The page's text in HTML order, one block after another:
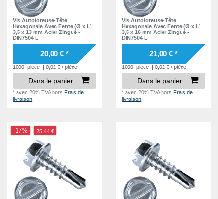
8,7 mm
8,8 mm 3
9,3 mm
10,2 mm
10,3 mm
11,7 mm
12,3 mm
13,3 mm
14,7 mm
14,8 mm
15,3 mm
16,3 mm 2
6,0 mm
Vis Autoforeuse-Tête
Hexagonale Avec Fente (Ø x L)
3,5 x 13 mm Acier Zingué -
DIN7504 L
20,00 € *
1000 pièce | 0,02 € / pièce
Dans le panier
*avec 20% TVAhorsFrais de
livraison
Vis Autoforeuse-Tête
Hexagonale Avec Fente (Ø x L)
3,5 x 16 mm Acier Zingué -
DIN7504 L
21,00 € *
1000 pièce | 0,02 € / pièce
Dans le panier
*avec 20% TVAhorsFrais de
livraison
-17% 25,44 €